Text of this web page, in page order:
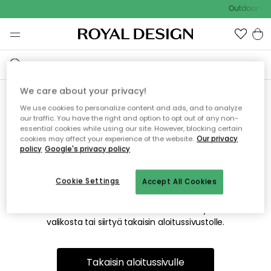
Outdoor
Emme valitettavasti löydä
etsimääsi sivua
Tämä voi johtua siitä, että sivua ei enää ole tai siitä, että se
on siirretty muualle. Pahoittelemme tästä mahdollisesti
valikosta tai siirtyä takaisin aloitussivustolle.
Takaisin aloitussivulle
We care about your privacy!
We use cookies to personalize content and ads, and to analyze
our traffic. You have the right and option to opt out of any non-
essential cookies while using our site. However, blocking certain
cookies may affect your experience of the website. Our privacy
policy Google's privacy policy
Accept All Cookies
Cookie Settings